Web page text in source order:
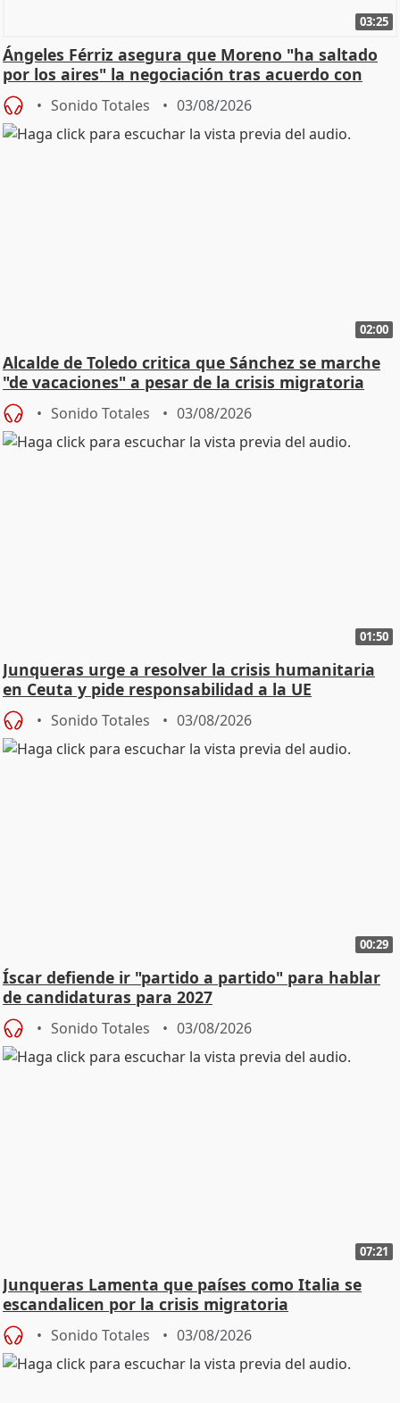
03:25
Ángeles Férriz asegura que Moreno "ha saltado
por los aires" la negociación tras acuerdo con
SMA
Sonido Totales 03/08/2026
02:00
Alcalde de Toledo critica que Sánchez se marche
"de vacaciones" a pesar de la crisis migratoria
Sonido Totales 03/08/2026
01:50
Junqueras urge a resolver la crisis humanitaria
en Ceuta y pide responsabilidad a la UE
Sonido Totales 03/08/2026
00:29
Íscar defiende ir "partido a partido" para hablar
de candidaturas para 2027
Sonido Totales 03/08/2026
07:21
Junqueras Lamenta que países como Italia se
escandalicen por la crisis migratoria
Sonido Totales 03/08/2026